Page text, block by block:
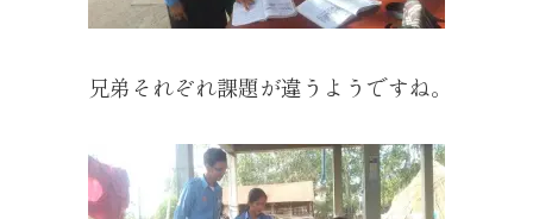
兄弟それぞれ課題が違うようですね。